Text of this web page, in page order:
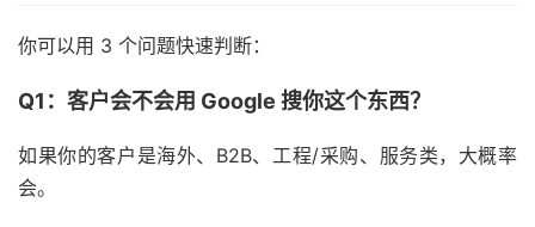
你可以用 3 个问题快速判断：
Q1：客户会不会用 Google 搜你这个东西？
如果你的客户是海外、B2B、工程/采购、服务类，大概率
会。